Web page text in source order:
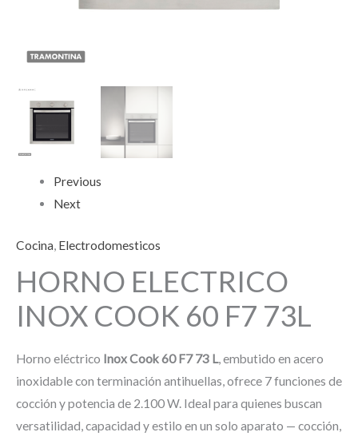
Previous
Next
Cocina, Electrodomesticos
HORNO ELECTRICO
INOX COOK 60 F7 73L
Horno eléctrico Inox Cook 60 F7 73 L, embutido en acero
inoxidable con terminación antihuellas, ofrece 7 funciones de
cocción y potencia de 2.100 W. Ideal para quienes buscan
versatilidad, capacidad y estilo en un solo aparato — cocción,